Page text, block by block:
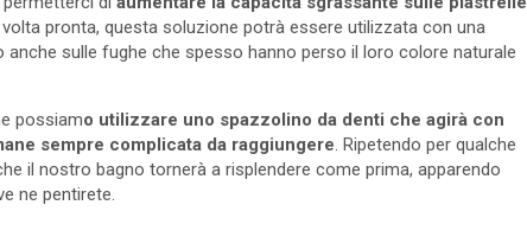
volta pronta, questa soluzione potrà essere utilizzata con una
sulle fughe che spesso hanno perso il loro colore naturale
possiamo utilizzare uno spazzolino da denti che agirà con
sempre complicata da raggiungere . Ripetendo per qualche
il nostro bagno tornerà a risplendere come prima, apparendo
ne pentirete.